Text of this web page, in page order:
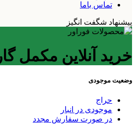
تماس باما
پیشنهاد شگفت انگیز
خرید آنلاین مکمل
وضعیت موجودی
حراج
موجودی در انبار
در صورت سفارش مجدد